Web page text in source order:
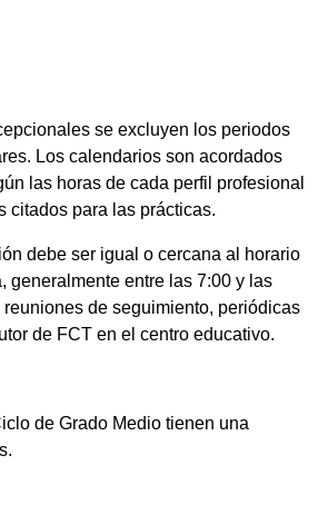
se excluyen los periodos
Los calendarios son acordados
las horas de cada perfil profesional
citados para las prácticas.
debe ser igual o cercana al horario
generalmente entre las 7:00 y las
de seguimiento, periódicas
de FCT en el centro educativo.
de Grado Medio tienen una